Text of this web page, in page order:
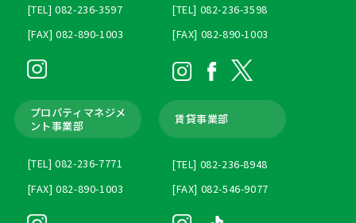
[TEL] 082-236-3597
[FAX] 082-890-1003
[TEL] 082-236-3598
[FAX] 082-890-1003
プロパティマネジメ
ント事業部
[TEL] 082-236-7771
[FAX] 082-890-1003
賃貸事業部
[TEL] 082-236-8948
[FAX] 082-546-9077